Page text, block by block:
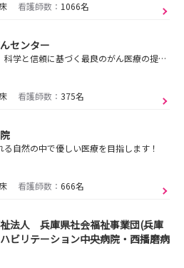
看護師数： 1066名
センター
【特徴】科学と信頼に基づく最良のがん医療の提供、地域包括ケアを推進し、がんサバイバーを支援、専門・認定看護師等の豊富な人材、がんゲノム医療拠点病院
看護師数： 375名
る自然の中で優しい医療を目指します！
看護師数： 666名
法人 兵庫県社会福祉事業団(兵庫
ビリテーション中央病院・西播磨病